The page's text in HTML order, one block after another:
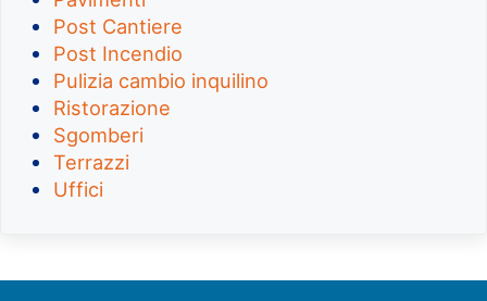
Post Cantiere
Post Incendio
Pulizia cambio inquilino
Ristorazione
Sgomberi
Terrazzi
Uffici